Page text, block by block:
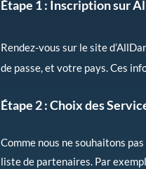
Étape 1 : Inscription sur
Rendez-vous sur le site
de passe, et votre pays. Ces
Étape 2 :Choix des
Comme nous ne souhaitons
liste de partenaires. Par